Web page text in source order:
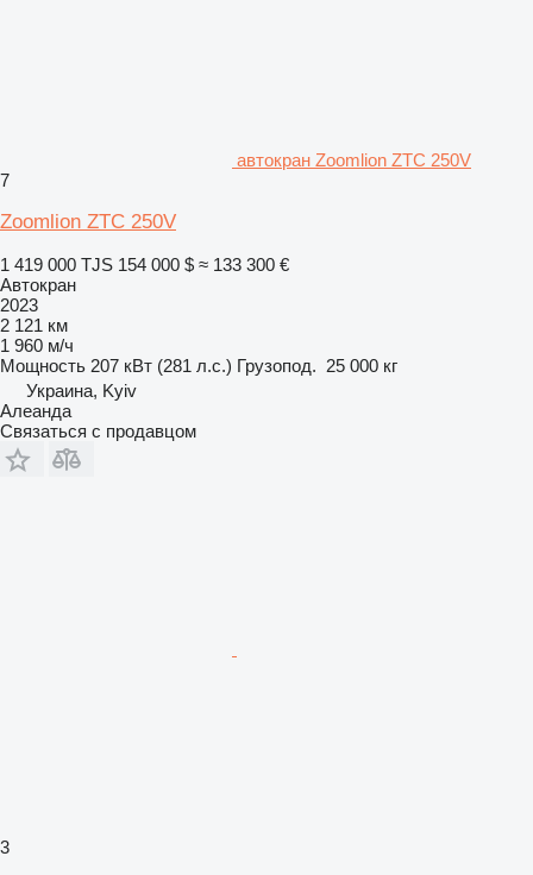
автокран Zoomlion ZTC 250V
7
Zoomlion ZTC 250V
1 419 000 TJS 154 000 $ ≈ 133 300 €
Автокран
2023
2 121 км
1 960 м/ч
Мощность 207 кВт (281 л.с.) Грузопод. 25 000 кг
Украина, Kyiv
Алеанда
Связаться с продавцом
3